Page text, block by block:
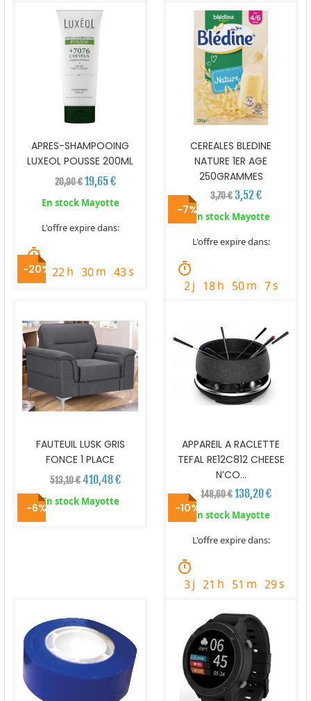
APRES-SHAMPOOING
LUXEOL POUSSE 200ML
20,90 €19,65 €
En stock Mayotte
L'offre expire dans:
timer
3j 22h 30m 41s
CEREALES BLEDINE
NATURE 1ER AGE
250GRAMMES
3,70 €3,52 €
En stock Mayotte
L'offre expire dans:
timer
2j 18h 50m 5s
-20%
FAUTEUIL LUSK GRIS
FONCE 1 PLACE
513,10 €410,48 €
En stock Mayotte
-7%
APPAREIL A RACLETTE
TEFAL RE12C812 CHEESE
N’CO...
148,60 €138,20 €
En stock Mayotte
L'offre expire dans:
timer
3j 21 h 51 m 27s
-6% -10%